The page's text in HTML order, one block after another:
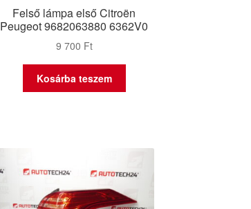
Felső lámpa első Citroën
Peugeot 9682063880 6362V0
9 700 Ft
Kosárba teszem